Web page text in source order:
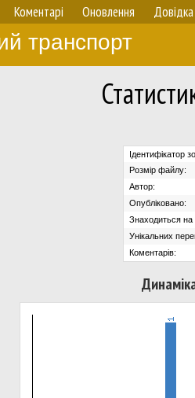
Коментарі Оновлення Довідка
транспорт
Ідентифікатор
Розмір файлу:
Автор:
Опубліковано:
Знаходиться на
Унікальних
Коментарів: